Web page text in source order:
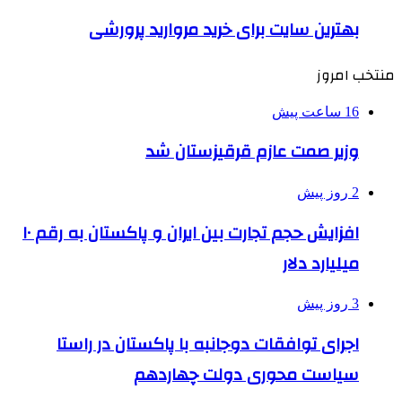
بهترین سایت برای خرید مروارید پرورشی
منتخب امروز
16 ساعت پیش
وزیر صمت عازم قرقیزستان شد
2 روز پیش
افزایش حجم تجارت بین ایران و پاکستان به رقم ۱۰
میلیارد دلار
3 روز پیش
اجرای توافقات دوجانبه با پاکستان در راستا
سیاست محوری دولت چهاردهم